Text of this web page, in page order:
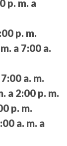
p. m. a
p. m.
a 7:00 a.
a. m.
a 2:00 p. m.
p. m.
a. m. a